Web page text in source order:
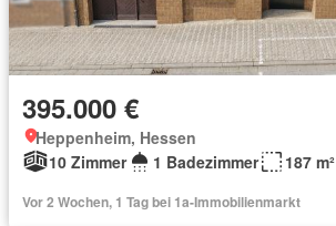
395.000 €
Heppenheim, Hessen
10 Zimmer
1 Badezimmer 187 m²
Vor 2 Wochen, 1 Tag bei 1a-Immobilienmarkt